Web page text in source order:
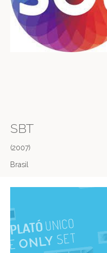
SBT
(2007)
Brasil